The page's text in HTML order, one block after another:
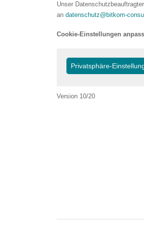
Unser
an datenschutz@bitkom-
Cookie-Einstellungen
Privatsphäre-
Version 10/20